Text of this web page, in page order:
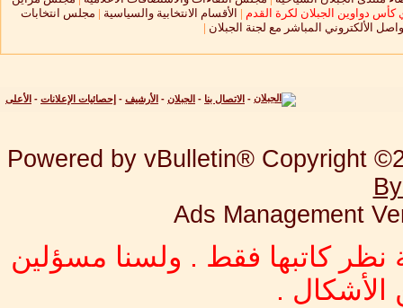
كأس دواوين الجبلان لكرة القدم | الأقسام الانتخابية والسياسية | مجلس انتخابات
الألكتروني المباشر مع لجنة الجبلان |
- الاتصال بنا - الجبلان - الأرشيف - إحصائيات الإعلانات - الأعلى
Powered by vBulletin® Copyright
Ads Management
نظر كاتبها فقط . ولسنا مسؤلين
.